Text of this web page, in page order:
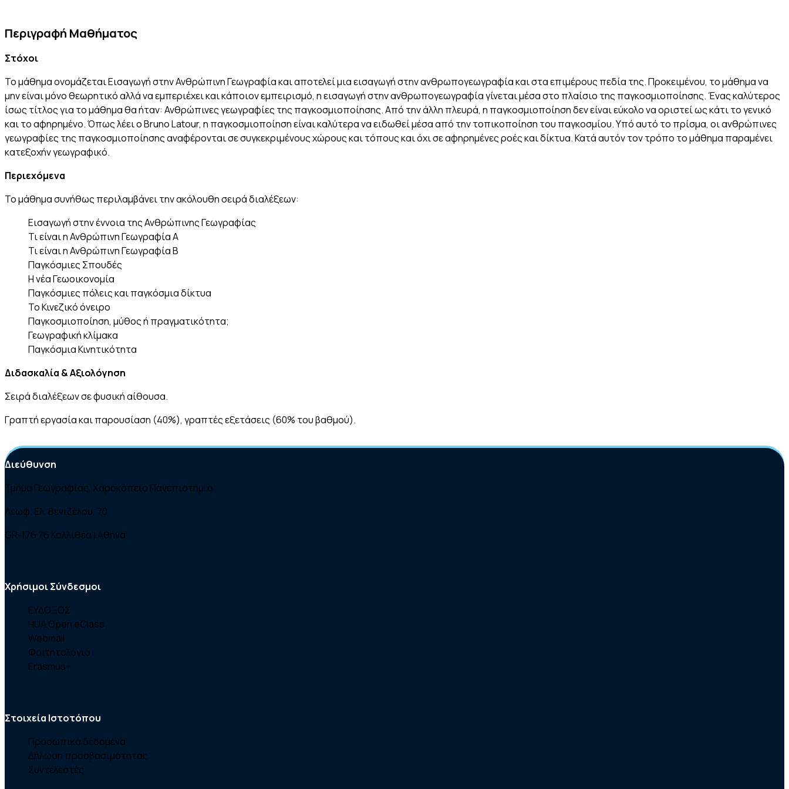
Περιγραφή Μαθήματος
Στόχοι
Το μάθημα ονομάζεται Εισαγωγή στην Ανθρώπινη Γεωγραφία και αποτελεί μια εισαγωγή στην ανθρωπογεωγραφία και στα επιμέρους πεδία της. Προκειμένου, το μάθημα να
μην είναι μόνο θεωρητικό αλλά να εμπεριέχει και κάποιον εμπειρισμό, η εισαγωγή στην ανθρωπογεωγραφία γίνεται μέσα στο πλαίσιο της παγκοσμιοποίησης. Ένας καλύτερος
ίσως τίτλος για το μάθημα θα ήταν: Ανθρώπινες γεωγραφίες της παγκοσμιοποίησης. Από την άλλη πλευρά, η παγκοσμιοποίηση δεν είναι εύκολο να οριστεί ως κάτι το γενικό
και το αφηρημένο. Όπως λέει ο Bruno Latour, η παγκοσμιοποίηση είναι καλύτερα να ειδωθεί μέσα από την τοπικοποίηση του παγκοσμίου. Υπό αυτό το πρίσμα, οι ανθρώπινες
γεωγραφίες της παγκοσμιοποίησης αναφέρονται σε συγκεκριμένους χώρους και τόπους και όχι σε αφηρημένες ροές και δίκτυα. Κατά αυτόν τον τρόπο το μάθημα παραμένει
κατεξοχήν γεωγραφικό.
Περιεχόμενα
Το μάθημα συνήθως περιλαμβάνει την ακόλουθη σειρά διαλέξεων:
Εισαγωγή στην έννοια της Ανθρώπινης Γεωγραφίας
Τι είναι η Ανθρώπινη Γεωγραφία Α
Τι είναι η Ανθρώπινη Γεωγραφία Β
Παγκόσμιες Σπουδές
Η νέα Γεωοικονομία
Παγκόσμιες πόλεις και παγκόσμια δίκτυα
Το Κινεζικό όνειρο
Παγκοσμιοποίηση, μύθος ή πραγματικότητα;
Γεωγραφική κλίμακα
Παγκόσμια Κινητικότητα
Διδασκαλία & Αξιολόγηση
Σειρά διαλέξεων σε φυσική αίθουσα.
Γραπτή εργασία και παρουσίαση (40%), γραπτές εξετάσεις (60% του βαθμού).
Διεύθυνση
Τμήμα Γεωγραφίας, Χαροκόπειο Πανεπιστήμιο
Λεωφ. Ελ. Βενιζέλου, 70
GR-176 76 Καλλιθέα | Αθήνα
Χρήσιμοι Σύνδεσμοι
ΕΥΔΟΞΟΣ
HUA Open eClass
Webmail
Φοιτητολόγιο
Erasmus+
Στοιχεία Ιστοτόπου
Προσωπικά δεδομένα
Δήλωση προσβασιμότητας
Συντελεστές